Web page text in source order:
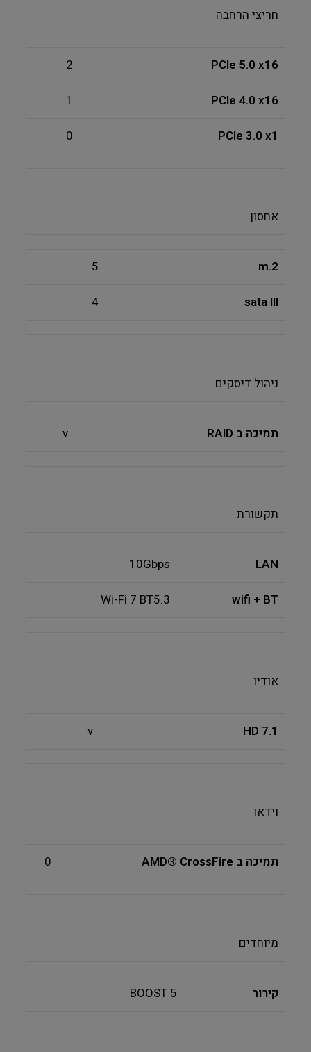
חריצי הרחבה
PCIe 5.0 x16
2
PCIe 4.0 x16
1
PCIe 3.0 x1
0
אחסון
m.2
5
sata III
4
ניהול דיסקים
תמיכה ב RAID v
תקשורת
LAN
10Gbps
wifi + BT
Wi-Fi 7 BT5.3
אודיו
HD 7.1
v
וידאו
תמיכה ב AMD® CrossFire 0
מיוחדים
קירור BOOST 5